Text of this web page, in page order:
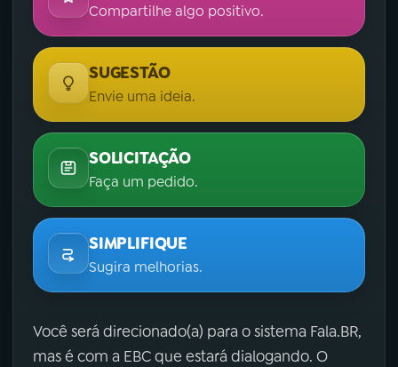
Compartilhe algo positivo.
SUGESTÃO
Envie uma ideia.
SOLICITAÇÃO
Faça um pedido.
SIMPLIFIQUE
Sugira melhorias.
Você será direcionado(a) para o sistema Fala.BR,
mas é com a EBC que estará dialogando. O